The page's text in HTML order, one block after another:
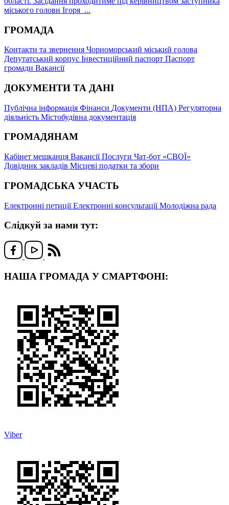
міського голови Ігоря ...
ГРОМАДА
Контакти та звернення Чорноморський міський голова
Депутатський корпус Інвестиційний паспорт Паспорт
громади Вакансії
ДОКУМЕНТИ ТА ДАНІ
Публічна інформація Фінанси Документи (НПА) Регуляторна
діяльність Містобудівна документація
ГРОМАДЯНАМ
Кабінет мешканця ВакансіїПослуги Чат-бот «СВОЇ»
Довідник закладів Місцеві податки та збори
ГРОМАДСЬКА УЧАСТЬ
Електронні петиціїЕлектронні консультаціїМолодіжна рада
Слідкуй за нами тут:
НАША ГРОМАДА У СМАРТФОНІ:
Viber